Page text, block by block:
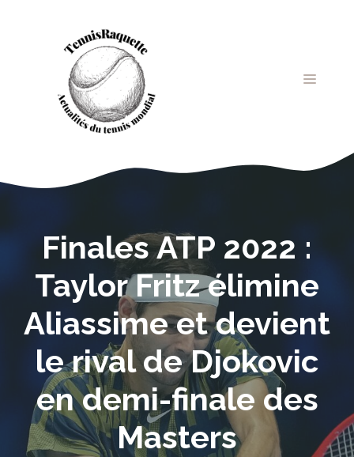
MENU
Finales ATP 2022 :
Taylor Fritz élimine
Aliassime et devient
le rival de Djokovic
en demi-finale des
Masters